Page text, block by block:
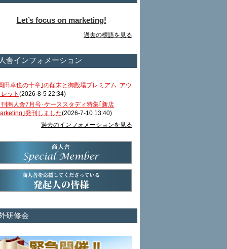
Let’s focus on marketing!
過去の標語を見る
舎インフォメーション
田卓也の十章｣の顛末と御殿場プレミアム･アウ
ット (2026-8-5 22:34)
商人舎7月号･ケーススタディ特集｢新店
｣発刊しました(2026-7-10 13:40)
過去のインフォメーションを見る
研修会